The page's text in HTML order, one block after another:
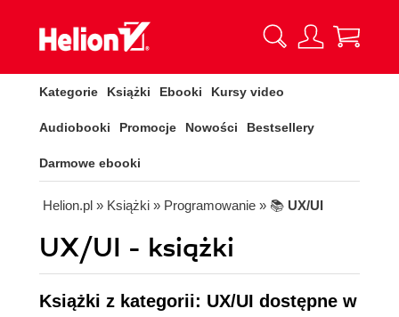
Kategorie Książki Ebooki Kursy video
Audiobooki Promocje Nowości Bestsellery
Darmowe ebooki
Helion.pl » Książki » Programowanie » 📚 UX/UI
UX/UI - książki
Książki z kategorii: UX/UI dostępne w